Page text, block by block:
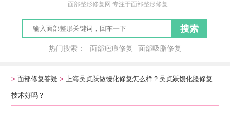
面部整形修复网 专注于面部整形修复
搜索
热门搜索： 面部疤痕修复
面部吸脂修复
>面部修复答疑 > 上海吴贞跃做馒化修复怎么样？吴贞跃馒化脸修复
技术好吗？